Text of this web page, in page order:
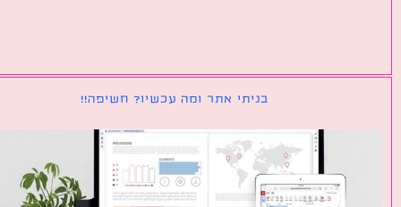
בניתי אתר ומה עכשיו? חשיפה!!